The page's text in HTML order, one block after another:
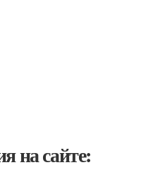
на сайте: